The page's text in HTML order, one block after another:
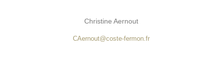
Christine Aernout
CAernout@coste-fermon.fr